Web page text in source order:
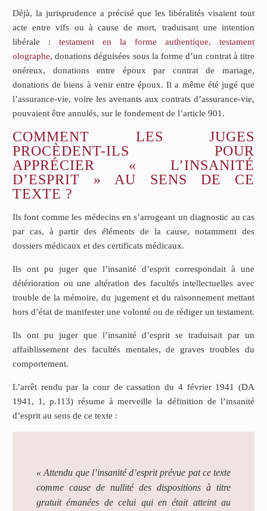
Déjà, la jurisprudence a précisé que les libéralités visaient tout
acte entre vifs ou à cause de mort, traduisant une intention
libérale : testament en la forme authentique, testament
olographe, donations déguisées sous la forme d’un contrat à titre
onéreux, donations entre époux par contrat de mariage,
donations de biens à venir entre époux. Il a même été jugé que
l’assurance-vie, voire les avenants aux contrats d’assurance-vie,
pouvaient être annulés, sur le fondement de l’article 901.
COMMENT LES JUGES
PROCÈDENT-ILS POUR
APPRÉCIER « L’INSANITÉ
D’ESPRIT » AU SENS DE CE
TEXTE ?
Ils font comme les médecins en s’arrogeant un diagnostic au cas
par cas, à partir des éléments de la cause, notamment des
dossiers médicaux et des certificats médicaux.
Ils ont pu juger que l’insanité d’esprit correspondait à une
détérioration ou une altération des facultés intellectuelles avec
trouble de la mémoire, du jugement et du raisonnement mettant
hors d’état de manifester une volonté ou de rédiger un testament.
Ils ont pu juger que l’insanité d’esprit se traduisait par un
affaiblissement des facultés mentales, de graves troubles du
comportement.
L’arrêt rendu par la cour de cassation du 4 février 1941 (DA
1941, 1, p.113) résume à merveille la définition de l’insanité
d’esprit au sens de ce texte :
« Attendu que l’insanité d’esprit prévue pat ce texte
comme cause de nullité des dispositions à titre
gratuit émanées de celui qui en était atteint au